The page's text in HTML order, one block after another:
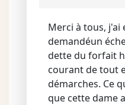
Merci à tous, j'ai
demandéun
dette du forfait
courant de tout
démarches. Ce
que cette dame